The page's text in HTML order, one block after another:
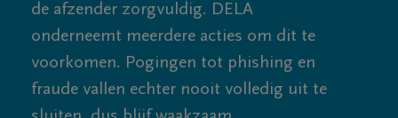
de afzender zorgvuldig. DELA
onderneemt meerdere acties om dit te
voorkomen. Pogingen tot phishing en
fraude vallen echter nooit volledig uit te